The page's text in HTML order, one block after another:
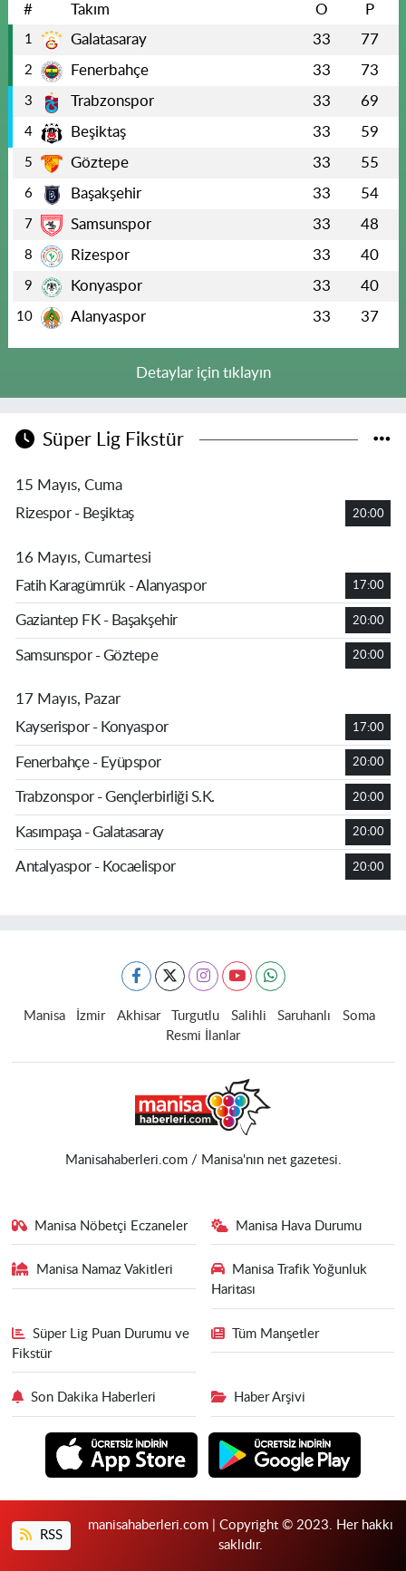
# Takım O P
1 Galatasaray 33 77
2 Fenerbahçe 33 73
3 Trabzonspor 33 69
4 Beşiktaş 33 59
5 Göztepe 33 55
6 Başakşehir 33 54
7 Samsunspor 33 48
8 Rizespor 33 40
9 Konyaspor 33 40
10 Alanyaspor 33 37
Detaylar için tıklayın
Süper Lig Fikstür
15 Mayıs, Cuma
Rizespor - Beşiktaş
20:00
16 Mayıs, Cumartesi
Fatih Karagümrük - Alanyaspor
17:00
Gaziantep FK - Başakşehir 20:00
Samsunspor - Göztepe 20:00
17 Mayıs, Pazar
Kayserispor - Konyaspor
17:00
Fenerbahçe - Eyüpspor 20:00
Trabzonspor - Gençlerbirliği S.K. 20:00
Kasımpaşa - Galatasaray 20:00
Antalyaspor - Kocaelispor 20:00
Manisa İzmir Akhisar Turgutlu Salihli Saruhanlı
Soma
Resmi İlanlar
Manisahaberleri.com / Manisa'nın net gazetesi.
Manisa Nöbetçi Eczaneler Manisa Hava Durumu
Manisa Namaz Vakitleri
Manisa Trafik Yoğunluk
Haritası
Süper Lig Puan Durumu ve
Fikstür
Tüm Manşetler
Son Dakika Haberleri Haber Arşivi
RSS
manisahaberleri.com | Copyright © 2023. Her hakkı
saklıdır.